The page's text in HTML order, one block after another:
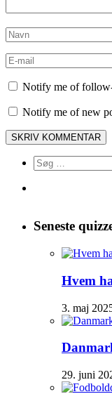
Notify me of
Notify me of new
Søg
efter:
Seneste
Hvem
3. maj
29. juni